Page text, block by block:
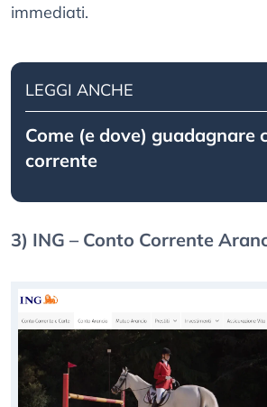
immediati.
LEGGI ANCHE
Come (e dove) guadagnare
corrente
3) ING – Conto Corrente